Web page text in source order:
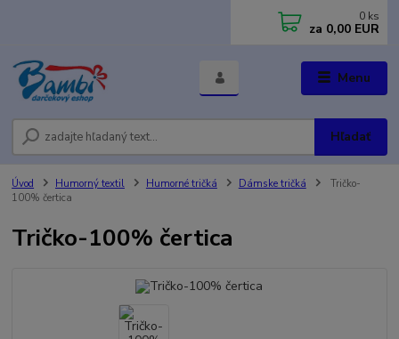
Menu
Hľadať
0 ks
za 0,00 EUR
Úvod Humorný textil Humorné tričká Dámske tričká
Tričko-
100% čertica
Tričko-100% čertica